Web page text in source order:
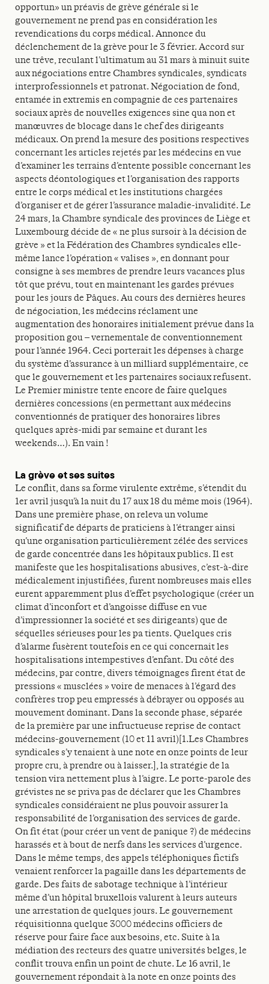
opportun» un préavis de grève générale si le
gouvernement ne prend pas en considération les
revendications du corps médical. Annonce du
déclenchement de la grève pour le 3 février. Accord sur
une trêve, reculant l’ultimatum au 31 mars à minuit suite
aux négociations entre Chambres syndicales, syndicats
interprofessionnels et patronat. Négociation de fond,
entamée in extremis en compagnie de ces partenaires
sociaux après de nouvelles exigences sine qua non et
manœuvres de blocage dans le chef des dirigeants
médicaux. On prend la mesure des positions respectives
concernant les articles rejetés par les médecins en vue
d’examiner les terrains d’entente possible concernant les
aspects déontologiques et l’organisation des rapports
entre le corps médical et les institutions chargées
d’organiser et de gérer l’assurance maladie-invalidité. Le
24 mars, la Chambre syndicale des provinces de Liège et
Luxembourg décide de « ne plus sursoir à la décision de
grève » et la Fédération des Chambres syndicales elle-
même lance l’opération « valises », en donnant pour
consigne à ses membres de prendre leurs vacances plus
tôt que prévu, tout en maintenant les gardes prévues
pour les jours de Pâques. Au cours des dernières heures
de négociation, les médecins réclament une
augmentation des honoraires initialement prévue dans la
proposition gou – vernementale de conventionnement
pour l’année 1964. Ceci porterait les dépenses à charge
du système d’assurance à un milliard supplémentaire, ce
que le gouvernement et les partenaires sociaux refusent.
Le Premier ministre tente encore de faire quelques
dernières concessions (en permettant aux médecins
conventionnés de pratiquer des honoraires libres
quelques après-midi par semaine et durant les
weekends…). En vain !
La grève et ses suites
Le conflit, dans sa forme virulente extrême, s’étendit du
1er avril jusqu’à la nuit du 17 aux 18 du même mois (1964).
Dans une première phase, on releva un volume
significatif de départs de praticiens à l’étranger ainsi
qu’une organisation particulièrement zélée des services
de garde concentrée dans les hôpitaux publics. Il est
manifeste que les hospitalisations abusives, c’est-à-dire
médicalement injustifiées, furent nombreuses mais elles
eurent apparemment plus d’effet psychologique (créer un
climat d’inconfort et d’angoisse diffuse en vue
d’impressionner la société et ses dirigeants) que de
séquelles sérieuses pour les pa tients. Quelques cris
d’alarme fusèrent toutefois en ce qui concernait les
hospitalisations intempestives d’enfant. Du côté des
médecins, par contre, divers témoignages firent état de
pressions « musclées » voire de menaces à l’égard des
confrères trop peu empressés à débrayer ou opposés au
mouvement dominant. Dans la seconde phase, séparée
de la première par une infructueuse reprise de contact
médecins-gouvernement (10 et 11 avril)[1.Les Chambres
syndicales s’y tenaient à une note en onze points de leur
propre cru, à prendre ou à laisser.], la stratégie de la
tension vira nettement plus à l’aigre. Le porte-parole des
grévistes ne se priva pas de déclarer que les Chambres
syndicales considéraient ne plus pouvoir assurer la
responsabilité de l’organisation des services de garde.
On fit état (pour créer un vent de panique ?) de médecins
harassés et à bout de nerfs dans les services d’urgence.
Dans le même temps, des appels téléphoniques fictifs
venaient renforcer la pagaille dans les départements de
garde. Des faits de sabotage technique à l’intérieur
même d’un hôpital bruxellois valurent à leurs auteurs
une arrestation de quelques jours. Le gouvernement
réquisitionna quelque 3000 médecins officiers de
réserve pour faire face aux besoins, etc. Suite à la
médiation des recteurs des quatre universités belges, le
conflit trouva enfin un point de chute. Le 16 avril, le
gouvernement répondait à la note en onze points des